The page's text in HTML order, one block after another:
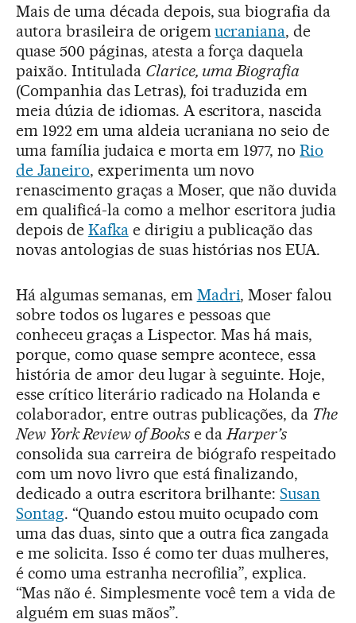
Mais de uma década depois, sua biografia da
autora brasileira de origemucraniana, de
quase 500 páginas, atesta a força daquela
paixão. Intitulada Clarice, uma Biografia
(Companhia das Letras), foi traduzida em
meia dúzia de idiomas. A escritora, nascida
em 1922 em uma aldeia ucraniana no seio de
uma família judaica e morta em 1977, noRio
de Janeiro, experimenta um novo
renascimento graças a Moser, que não duvida
em qualificá-la como a melhor escritora judia
depois de Kafkae dirigiu a publicação das
novas antologias de suas histórias nos EUA.
Há algumas semanas, em Madri, Moser falou
sobre todos os lugares e pessoas que
conheceu graças a Lispector. Mas há mais,
porque, como quase sempre acontece, essa
história de amor deu lugar à seguinte. Hoje,
esse crítico literário radicado na Holanda e
colaborador, entre outras publicações, da The
New York Review of Bookse da Harper’s
consolida sua carreira de biógrafo respeitado
com um novo livro que está finalizando,
dedicado a outra escritora brilhante:Susan
Sontag. “Quando estou muito ocupado com
uma das duas, sinto que a outra fica zangada
e me solicita. Isso é como ter duas mulheres,
é como uma estranha necrofilia”, explica.
“Mas não é. Simplesmente você tem a vida de
alguém em suas mãos”.